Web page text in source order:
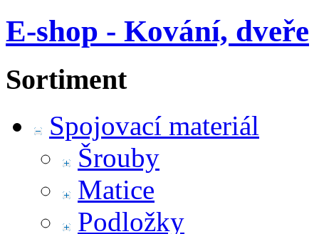
E-shop - Kování, dveře
Sortiment
Spojovací materiál
Šrouby
Matice
Podložky